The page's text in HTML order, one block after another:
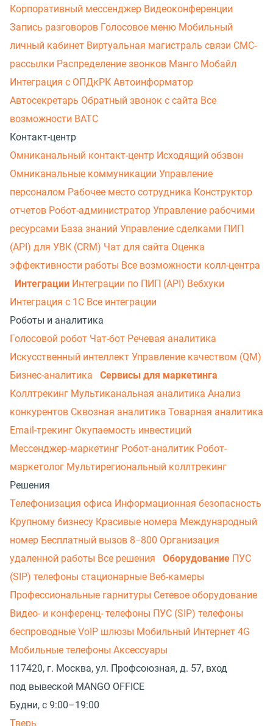
Корпоративный мессенджер Видеоконференции
Запись разговоров Голосовое меню Мобильный
личный кабинет Виртуальная магистраль связи СМС-
рассылки Распределение звонков Манго Мобайл
Интеграция с ОПДкРК Автоинформатор
Автосекретарь Обратный звонок с сайта Все
возможности ВАТС
Контакт-центр
Омниканальный контакт-центр Исходящий обзвон
Омниканальные коммуникации Управление
персоналом Рабочее место сотрудника Конструктор
отчетов Робот-администратор Управление рабочими
ресурсами База знаний Управление сделками ПИП
(API) для УВК (CRM) Чат для сайта Оценка
эффективности работы Все возможности колл-центра
Интеграции Интеграции по ПИП (API) Вебхуки
Интеграция с 1С Все интеграции
Роботы и аналитика
Голосовой робот Чат-бот Речевая аналитика
Искусственный интеллект Управление качеством (QM)
Бизнес-аналитика
Сервисы для маркетинга
Коллтрекинг Мультиканальная аналитика Анализ
конкурентов Сквозная аналитика Товарная аналитика
Email-трекинг Окупаемость инвестиций
Мессенджер‑маркетинг Робот-аналитик Робот-
маркетолог Мультирегиональный коллтрекинг
Решения
Телефонизация офиса Информационная безопасность
Крупному бизнесу Красивые номера Международный
номер Бесплатный вызов 8−800 Организация
удаленной работы Все решения Оборудование ПУС
(SIP) телефоны стационарные Веб-камеры
Профессиональные гарнитуры Сетевое оборудование
Видео- и конференц- телефоны ПУС (SIP) телефоны
беспроводные VoIP шлюзы Мобильный Интернет 4G
Мобильные телефоны Аксессуары
117420, г. Москва, ул. Профсоюзная, д. 57, вход
под вывеской MANGO OFFICE
Будни, с 9:00–19:00
Тверь